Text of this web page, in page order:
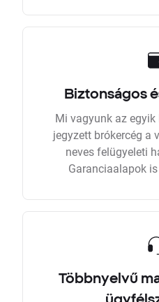
Biztonságos
Mi vagyunk az
jegyzett brókercég a
neves felügyeleti
Garanciaalapok
Többnyelvű